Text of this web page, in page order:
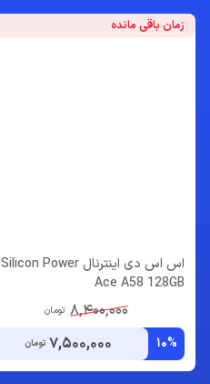
زمان باقی مانده
اس اس دی اینترنال Silicon Power
Ace A58 128GB
8,400,000 تومان
10%
7,500,000 تومان